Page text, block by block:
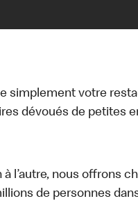
simplement votre
dévoués de petites
à l’autre, nous offrons
de personnes